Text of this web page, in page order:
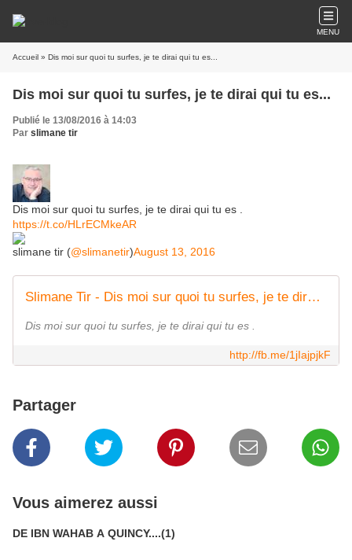
MENU
Accueil » Dis moi sur quoi tu surfes, je te dirai qui tu es...
Dis moi sur quoi tu surfes, je te dirai qui tu es...
Publié le 13/08/2016 à 14:03
Par slimane tir
Dis moi sur quoi tu surfes, je te dirai qui tu es .
https://t.co/HLrECMkeAR
slimane tir (@slimanetir)August 13, 2016
Slimane Tir - Dis moi sur quoi tu surfes, je te dirai qui... | Facebook
Dis moi sur quoi tu surfes, je te dirai qui tu es .
http://fb.me/1jIajpjkF
Partager
Vous aimerez aussi
DE IBN WAHAB A QUINCY....(1)